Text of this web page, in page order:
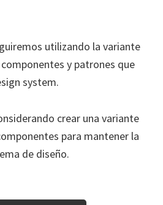
utilizando la variante
y patrones que
system.
crear una variante
para mantener la
de diseño.